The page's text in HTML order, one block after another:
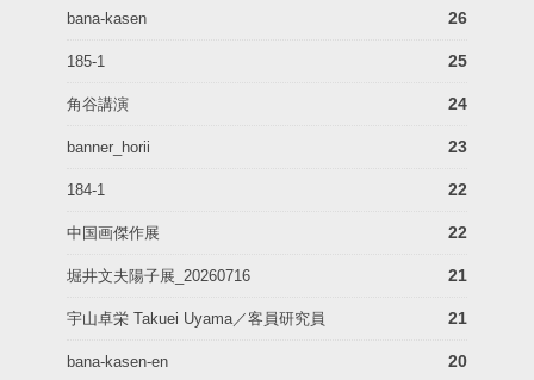
bana-kasen 26
185-1 25
角谷講演 24
banner_horii 23
184-1 22
中国画傑作展 22
堀井文夫陽子展_20260716 21
宇山卓栄 Takuei Uyama／客員研究員 21
bana-kasen-en 20